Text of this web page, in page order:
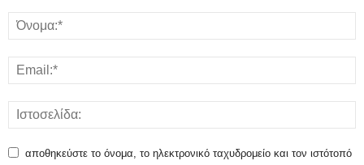
αποθηκεύστε το όνομα, το ηλεκτρονικό ταχυδρομείο και τον ιστότοπό